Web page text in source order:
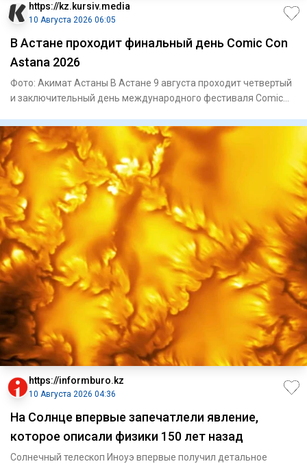
https://kz.kursiv.media
10 Августа 2026 06:05
В Астане проходит финальный день Comic Con
Astana 2026
Фото: Акимат Астаны В Астане 9 августа проходит четвертый
и заключительный день международного фестиваля Comic
https://informburo.kz
10 Августа 2026 04:36
На Солнце впервые запечатлели явление,
которое описали физики 150 лет назад
Солнечный телескоп Иноуэ впервые получил детальное